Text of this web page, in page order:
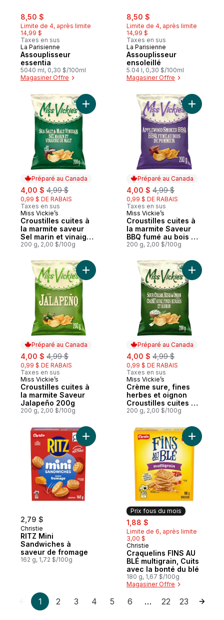
sale:
8,50 $
Limite de 4, après limite
14,99 $
Taxes en sus
La Parisienne
Assouplisseur
essentia
5040 ml, 0,30 $/100ml
Magasiner Offre
sale:
8,50 $
Limite de 4, après limite
14,99 $
Taxes en sus
La Parisienne
Assouplisseur
ensoleillé
5.04 l, 0,30 $/100ml
Magasiner Offre
Préparé au Canada
sale:
4,00 $ , formerly:
4,99 $
0,99 $ DE RABAIS
Taxes en sus
Préparé au Canada
Miss Vickie’s
Croustilles cuites à
la marmite saveur
Sel marin et vinaigre
de malt
200 g, 2,00 $/100g
Ajouter Croustilles cuites à la marmite
Préparé au Canada
sale:
4,00 $ , formerly:
4,99 $
0,99 $ DE RABAIS
Taxes en sus
Préparé au Canada
Miss Vickie’s
Croustilles cuites à
la marmite Saveur
BBQ fumé au bois de
pommier 200g
200 g, 2,00 $/100g
Ajouter
Préparé au Canada
sale:
4,00 $ , formerly:
4,99 $
0,99 $ DE RABAIS
Taxes en sus
Préparé au Canada
Miss Vickie’s
Croustilles cuites à
la marmite Saveur
Jalapeño 200g
200 g, 2,00 $/100g
Ajouter Croustilles cuites à la marmite
Préparé au Canada
sale:
4,00 $ , formerly:
4,99 $
0,99 $ DE RABAIS
Taxes en sus
Préparé au Canada
Miss Vickie’s
Crème sure, fines
herbes et oignon
Croustilles cuites à
la marmite
200 g, 2,00 $/100g
2,79 $
Christie
RITZ Mini
Sandwiches à
saveur de fromage
162 g, 1,72 $/100g
Ajouter RITZ Mini Sandwiches à saveur
Prix fous du mois
sale:
1,88 $
Limite de 6, après limite
3,00 $
Prix fous du mois
Christie
Craquelins FINS AU
BLÉ multigrain, Cuits
avec la bonté du blé
180 g, 1,67 $/100g
Magasiner Offre
Ajouter
1 2 3 4 5 6 … 22 23